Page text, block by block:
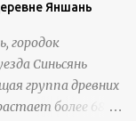
Яншань
городок
Синьсянь
группа древних
более 6800